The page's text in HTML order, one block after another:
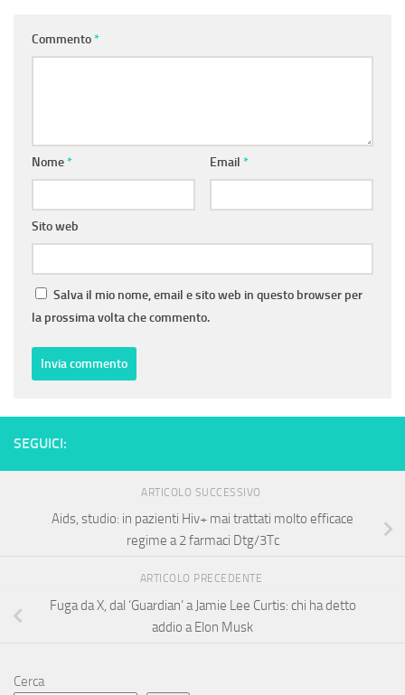
Commento*
Nome* Email *
Sito web
Salva il mio nome, email e sito web in questo browser per
la prossima volta che commento.
SEGUICI:
ARTICOLO SUCCESSIVO
Aids, studio: in pazienti Hiv+ mai trattati molto efficace
regime a 2 farmaci Dtg/3Tc
ARTICOLO PRECEDENTE
Fuga da X, dal ‘Guardian’ a Jamie Lee Curtis: chi ha detto
addio a Elon Musk
Cerca